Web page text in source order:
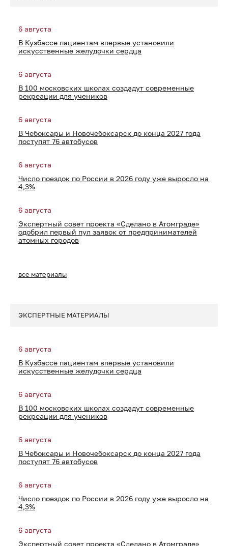
6 августа
В Кузбассе пациентам впервые установили
искусственные желудочки сердца
6 августа
В 100 московских школах создадут современные
рекреации для учеников
6 августа
В Чебоксары и Новочебоксарск до конца 2027 года
поступят 76 автобусов
6 августа
Число поездок по России в 2026 году уже выросло на
4,3%
6 августа
Экспертный совет проекта «Сделано в Атомграде»
одобрил первый пул заявок от предпринимателей
атомных городов
все материалы
ЭКСПЕРТНЫЕ МАТЕРИАЛЫ
6 августа
В Кузбассе пациентам впервые установили
искусственные желудочки сердца
6 августа
В 100 московских школах создадут современные
рекреации для учеников
6 августа
В Чебоксары и Новочебоксарск до конца 2027 года
поступят 76 автобусов
6 августа
Число поездок по России в 2026 году уже выросло на
4,3%
6 августа
Экспертный совет проекта «Сделано в Атомграде»